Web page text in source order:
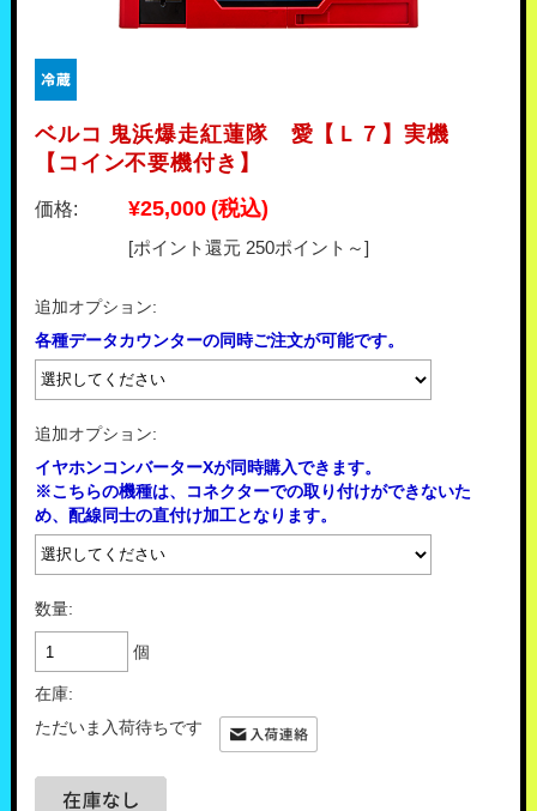
ベルコ 鬼浜爆走紅蓮隊 愛【Ｌ７】実機
【コイン不要機付き】
価格: ¥25,000(税込)
[ポイント還元 250ポイント～]
追加オプション:
各種データカウンターの同時ご注文が可能です。
追加オプション:
イヤホンコンバーターXが同時購入できます。
※こちらの機種は、コネクターでの取り付けができないた
め、配線同士の直付け加工となります。
数量:
個
在庫:
ただいま入荷待ちです